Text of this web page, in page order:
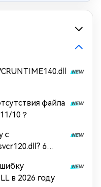
файла
10？
с
6
в 2026 году